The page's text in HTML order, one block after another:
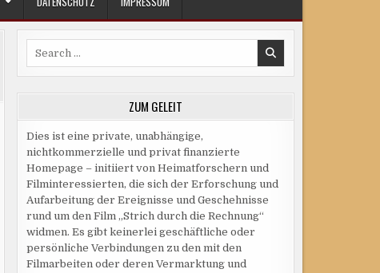
ZUM GELEIT
Dies ist eine private, unabhängige,
nichtkommerzielle und privat finanzierte
Homepage – initiiert von Heimatforschern und
Filminteressierten, die sich der Erforschung und
Aufarbeitung der Ereignisse und Geschehnisse
rund um den Film „Strich durch die Rechnung“
widmen. Es gibt keinerlei geschäftliche oder
persönliche Verbindungen zu den mit den
Filmarbeiten oder deren Vermarktung und